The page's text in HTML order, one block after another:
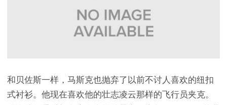
和贝佐斯一样，马斯克也抛弃了以前不讨人喜欢的纽扣
式衬衫。他现在喜欢他的壮志凌云那样的飞行员夹克。